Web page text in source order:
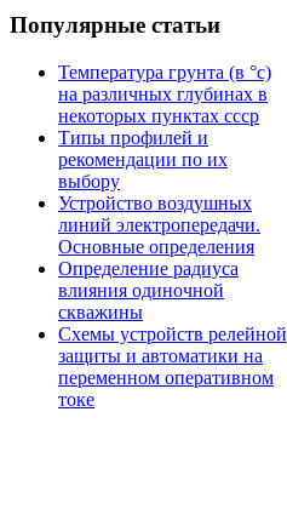
Популярные статьи
Температура грунта (в °с)
на различных глубинах в
некоторых пунктах ссср
Типы профилей и
рекомендации по их
выбору
Устройство воздушных
линий электропередачи.
Основные определения
Определение радиуса
влияния одиночной
скважины
Схемы устройств релейной
защиты и автоматики на
переменном оперативном
токе